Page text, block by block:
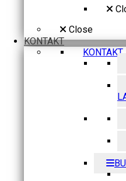
Close
KONTAKT
KONTAKT